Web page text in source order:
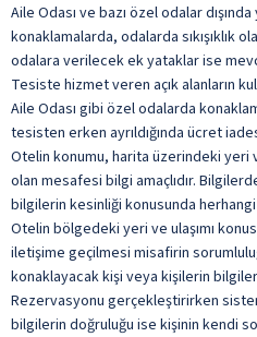
Aile Odası ve bazı özel odalar
konaklamalarda, odalarda sıkışıklık
odalara verilecek ek yataklar ise
Tesiste hizmet veren açık alanların
Aile Odası gibi özel odalarda
tesisten erken ayrıldığında ücret
Otelin konumu, harita üzerindeki
olan mesafesi bilgi amaçlıdır.
bilgilerin kesinliği konusunda
Otelin bölgedeki yeri ve ulaşımı
iletişime geçilmesi misafirin
konaklayacak kişi veya kişilerin
Rezervasyonu gerçekleştirirken
bilgilerin doğruluğu ise kişinin kendi